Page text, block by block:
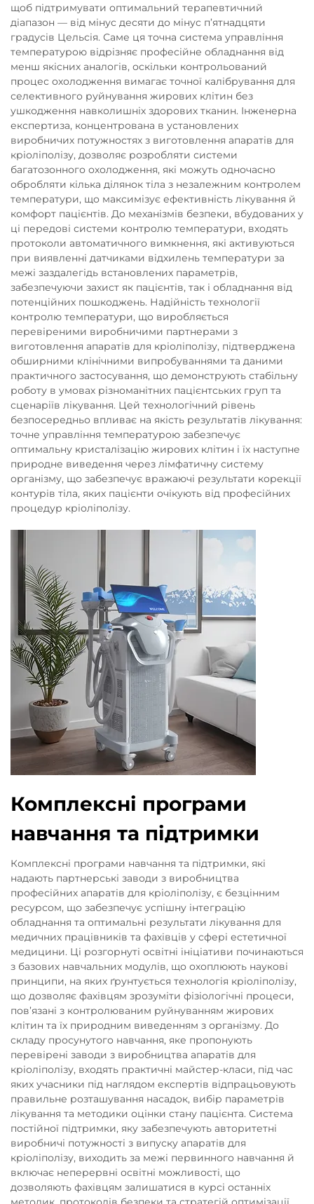
щоб підтримувати оптимальний терапевтичний
діапазон — від мінус десяти до мінус п’ятнадцяти
градусів Цельсія. Саме ця точна система управління
температурою відрізняє професійне обладнання від
менш якісних аналогів, оскільки контрольований
процес охолодження вимагає точної калібрування для
селективного руйнування жирових клітин без
ушкодження навколишніх здорових тканин. Інженерна
експертиза, концентрована в установлених
виробничих потужностях з виготовлення апаратів для
кріоліполізу, дозволяє розробляти системи
багатозонного охолодження, які можуть одночасно
обробляти кілька ділянок тіла з незалежним контролем
температури, що максимізує ефективність лікування й
комфорт пацієнтів. До механізмів безпеки, вбудованих у
ці передові системи контролю температури, входять
протоколи автоматичного вимкнення, які активуються
при виявленні датчиками відхилень температури за
межі заздалегідь встановлених параметрів,
забезпечуючи захист як пацієнтів, так і обладнання від
потенційних пошкоджень. Надійність технології
контролю температури, що виробляється
перевіреними виробничими партнерами з
виготовлення апаратів для кріоліполізу, підтверджена
обширними клінічними випробуваннями та даними
практичного застосування, що демонструють стабільну
роботу в умовах різноманітних пацієнтських груп та
сценаріїв лікування. Цей технологічний рівень
безпосередньо впливає на якість результатів лікування:
точне управління температурою забезпечує
оптимальну кристалізацію жирових клітин і їх наступне
природне виведення через лімфатичну систему
організму, що забезпечує вражаючі результати корекції
контурів тіла, яких пацієнти очікують від професійних
процедур кріоліполізу.
Комплексні програми
навчання та підтримки
Комплексні програми навчання та підтримки, які
надають партнерські заводи з виробництва
професійних апаратів для кріоліполізу, є безцінним
ресурсом, що забезпечує успішну інтеграцію
обладнання та оптимальні результати лікування для
медичних працівників та фахівців у сфері естетичної
медицини. Ці розгорнуті освітні ініціативи починаються
з базових навчальних модулів, що охоплюють наукові
принципи, на яких ґрунтується технологія кріоліполізу,
що дозволяє фахівцям зрозуміти фізіологічні процеси,
пов’язані з контролюваним руйнуванням жирових
клітин та їх природним виведенням з організму. До
складу просунутого навчання, яке пропонують
перевірені заводи з виробництва апаратів для
кріоліполізу, входять практичні майстер-класи, під час
яких учасники під наглядом експертів відпрацьовують
правильне розташування насадок, вибір параметрів
лікування та методики оцінки стану пацієнта. Система
постійної підтримки, яку забезпечують авторитетні
виробничі потужності з випуску апаратів для
кріоліполізу, виходить за межі первинного навчання й
включає неперервні освітні можливості, що
дозволяють фахівцям залишатися в курсі останніх